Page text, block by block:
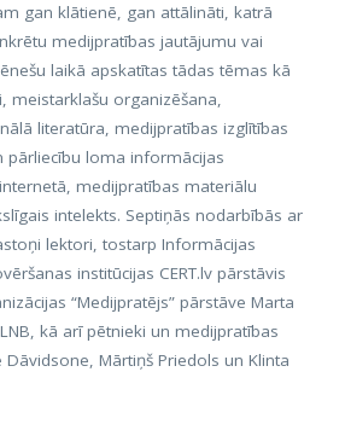
gan klātienē, gan attālināti, katrā
medijpratības jautājumu vai
laikā apskatītas tādas tēmas kā
meistarklašu organizēšana,
literatūra, medijpratības izglītības
loma informācijas
medijpratības materiālu
intelekts. Septiņās nodarbībās ar
lektori, tostarp Informācijas
institūcijas CERT.lv pārstāvis
“Medijpratējs” pārstāve Marta
kā arī pētnieki un medijpratības
Mārtiņš Priedols un Klinta